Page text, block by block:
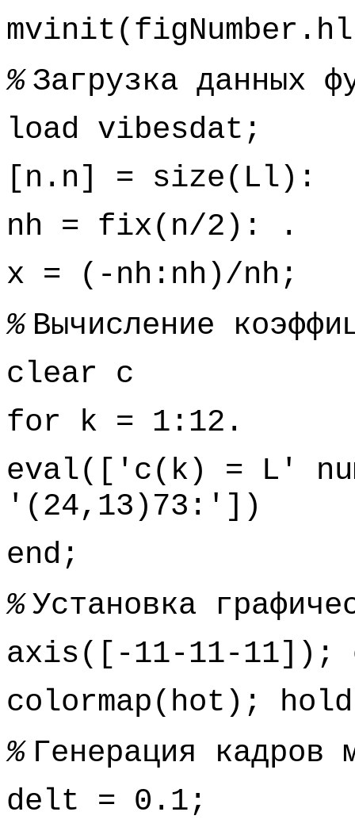
% Загрузка данных
load vibesdat;
[n.n] = size(Ll):
nh = fix(n/2): .
x = (-nh:nh)/nh;
% Вычисление
clear с
for k = 1:12.
eval(['c(k) = L'
'(24,13)73:'])
end;
% Установка
axis([-11-11-
colormap(hot);
% Генерация кадров
delt = 0.1;